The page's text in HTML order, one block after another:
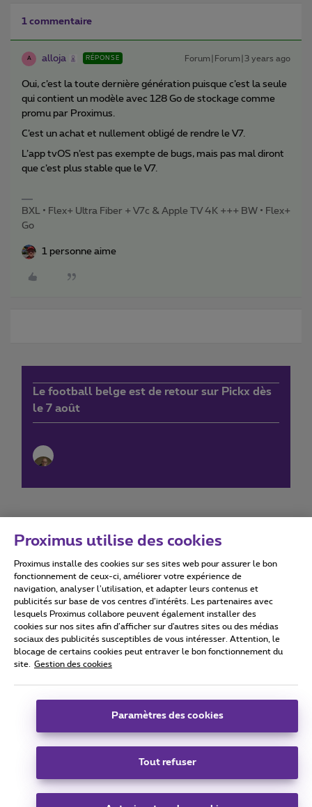
1 commentaire
A alloja RÉPONSE Forum|Forum|3 years ago
Oui, c’est la toute dernière génération puisque c’est la seule
qui contient un modèle avec 128 Go de stockage comme
promu par Proximus.
C’est un achat et nullement obligé de rendre le V7.
L’app tvOS n’est pas exempte de bugs, mais pas mal diront
que c’est plus stable que le V7.
BXL • Flex+ Ultra Fiber + V7c & Apple TV 4K +++ BW • Flex+
Go
1 personne aime
Le football belge est de retour sur Pickx dès
le 7 août
Conditions d'utilisation Accessibility statement
Tous droits réservés. © 2026
Conditions générales, info consommateur
Coordonnées de l’entreprise
Boulevard du Roi Albert II 27 - B-1030 Bruxelles.
Carrier & Wholesale Solutions
Proximus utilise des cookies
Proximus installe des cookies sur ses sites web pour assurer le bon
fonctionnement de ceux-ci, améliorer votre expérience de
navigation, analyser l’utilisation, et adapter leurs contenus et
publicités sur base de vos centres d’intérêts. Les partenaires avec
lesquels Proximus collabore peuvent également installer des
cookies sur nos sites afin d’afficher sur d'autres sites ou des médias
sociaux des publicités susceptibles de vous intéresser. Attention, le
blocage de certains cookies peut entraver le bon fonctionnement du
site.
Gestion des cookies
Paramètres des cookies
Tout refuser